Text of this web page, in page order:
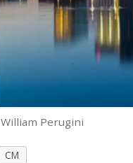
William Perugini
CM